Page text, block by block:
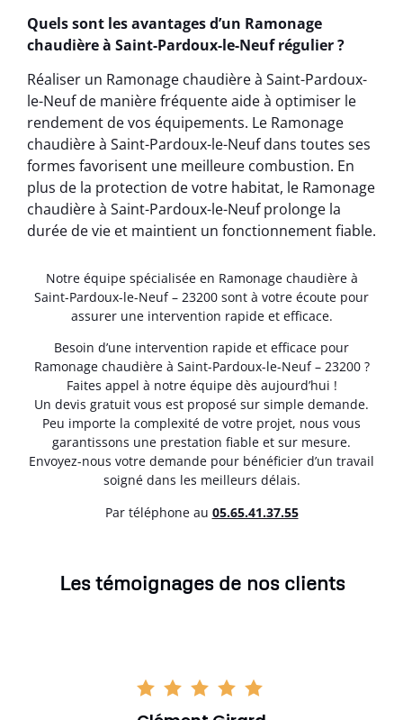
Quels sont les avantages d’un Ramonage
chaudière à Saint-Pardoux-le-Neuf régulier ?
Réaliser un Ramonage chaudière à Saint-Pardoux-
le-Neuf de manière fréquente aide à optimiser le
rendement de vos équipements. Le Ramonage
chaudière à Saint-Pardoux-le-Neuf dans toutes ses
formes favorisent une meilleure combustion. En
plus de la protection de votre habitat, le Ramonage
chaudière à Saint-Pardoux-le-Neuf prolonge la
durée de vie et maintient un fonctionnement fiable.
Notre équipe spécialisée en Ramonage chaudière à
Saint-Pardoux-le-Neuf – 23200 sont à votre écoute pour
assurer une intervention rapide et efficace.
Besoin d’une intervention rapide et efficace pour
Ramonage chaudière à Saint-Pardoux-le-Neuf – 23200 ?
Faites appel à notre équipe dès aujourd’hui !
Un devis gratuit vous est proposé sur simple demande.
Peu importe la complexité de votre projet, nous vous
garantissons une prestation fiable et sur mesure.
Envoyez-nous votre demande pour bénéficier d’un travail
soigné dans les meilleurs délais.
Par téléphone au 05.65.41.37.55
Les témoignages de nos clients